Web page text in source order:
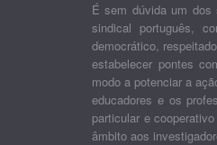
É sem dúvida um dos
sindical português,
democrático,
estabelecer pontes
modo a potenciar a
educadores e os
particular e
âmbito aos